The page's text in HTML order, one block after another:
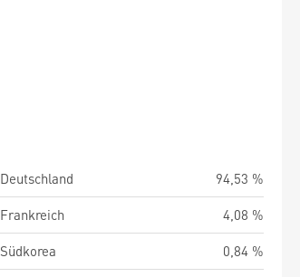
Deutschland
94,53 %
Frankreich
4,08 %
Südkorea
0,84 %